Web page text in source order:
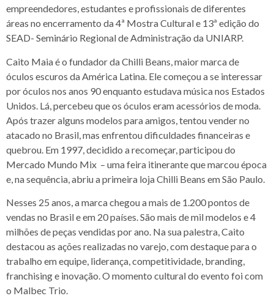
empreendedores, estudantes e profissionais de diferentes
áreas no encerramento da 4ª Mostra Cultural e 13ª edição do
SEAD- Seminário Regional de Administração da UNIARP.
Caito Maia é o fundador da Chilli Beans, maior marca de
óculos escuros da América Latina. Ele começou a se interessar
por óculos nos anos 90 enquanto estudava música nos Estados
Unidos. Lá, percebeu que os óculos eram acessórios de moda.
Após trazer alguns modelos para amigos, tentou vender no
atacado no Brasil, mas enfrentou dificuldades financeiras e
quebrou. Em 1997, decidido a recomeçar, participou do
Mercado Mundo Mix – uma feira itinerante que marcou época
e, na sequência, abriu a primeira loja Chilli Beans em São Paulo.
Nesses 25 anos, a marca chegou a mais de 1.200 pontos de
vendas no Brasil e em 20 países. São mais de mil modelos e 4
milhões de peças vendidas por ano. Na sua palestra, Caito
destacou as ações realizadas no varejo, com destaque para o
trabalho em equipe, liderança, competitividade, branding,
franchising e inovação. O momento cultural do evento foi com
o Malbec Trio.